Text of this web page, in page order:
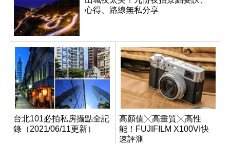
心得、路線無私分享
台北101必拍私房攝點全記
錄（2021/06/11更新）
高顏值╳高畫質╳高性
能！FUJIFILM X100VI快
速評測